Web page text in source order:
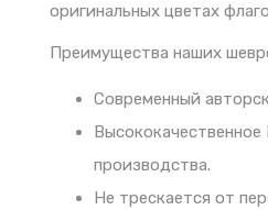
оригинальных цветах
Преимущества наших
Современный
производства.
Не трескается от